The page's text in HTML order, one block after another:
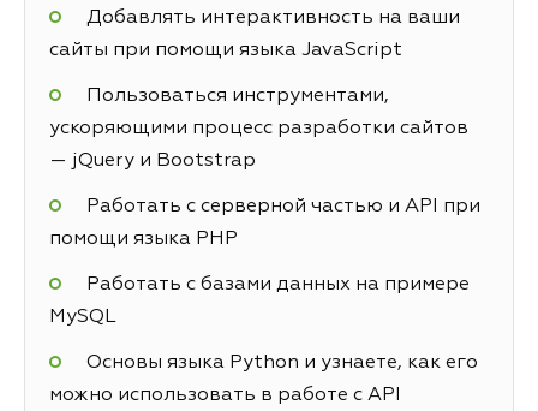
Добавлять интерактивность на ваши
сайты при помощи языка JavaScript
Пользоваться инструментами,
ускоряющими процесс разработки сайтов
— jQuery и Bootstrap
Работать с серверной частью и API при
помощи языка PHP
Работать с базами данных на примере
MySQL
Основы языка Python и узнаете, как его
можно использовать в работе с API